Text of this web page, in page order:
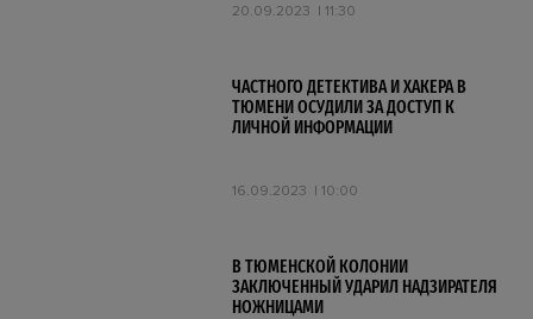
20.09.2023 11:30
ЧАСТНОГО ДЕТЕКТИВА И ХАКЕРА В
ТЮМЕНИ ОСУДИЛИ ЗА ДОСТУП К
ЛИЧНОЙ ИНФОРМАЦИИ
16.09.2023 10:00
В ТЮМЕНСКОЙ КОЛОНИИ
ЗАКЛЮЧЕННЫЙ УДАРИЛ НАДЗИРАТЕЛЯ
НОЖНИЦАМИ